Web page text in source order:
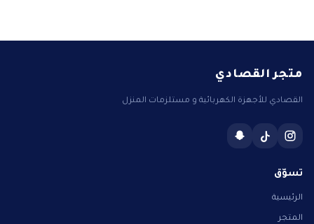
متجر القصادي
القصادي للأجهزة الكهربائية و مستلزمات المنزل
تسوّق
الرئيسية
المتجر